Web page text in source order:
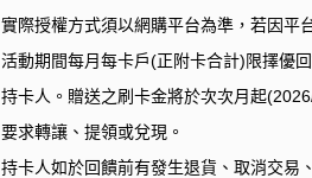
實際授權方式須以網購平台為準，若因平
活動期間每月每卡戶(正附卡合計)限擇優
持卡人。贈送之刷卡金將於次次月起
要求轉讓、提領或兌現。
持卡人如於回饋前有發生退貨、取消交易